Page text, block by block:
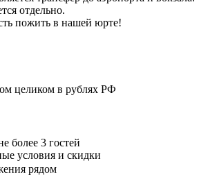
отдельно.
пожить в нашей юрте!
целиком в рублях РФ
более 3 гостей
условия и скидки
рядом